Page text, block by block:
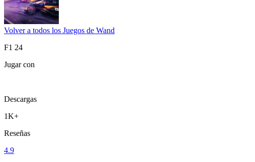
Volver a todos los Juegos de Wand
F1 24
Jugar con
Descargas
1K+
Reseñas
4.9